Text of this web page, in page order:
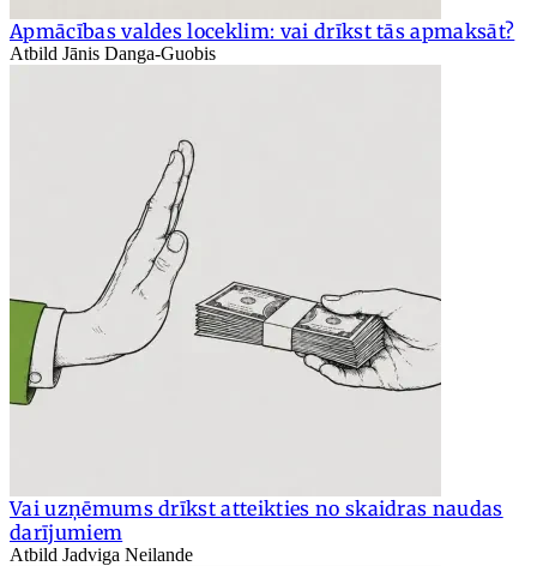
Apmācības valdes loceklim: vai drīkst tās apmaksāt?
Atbild Jānis Danga-Guobis
Vai uzņēmums drīkst atteikties no skaidras naudas
darījumiem
Atbild Jadviga Neilande